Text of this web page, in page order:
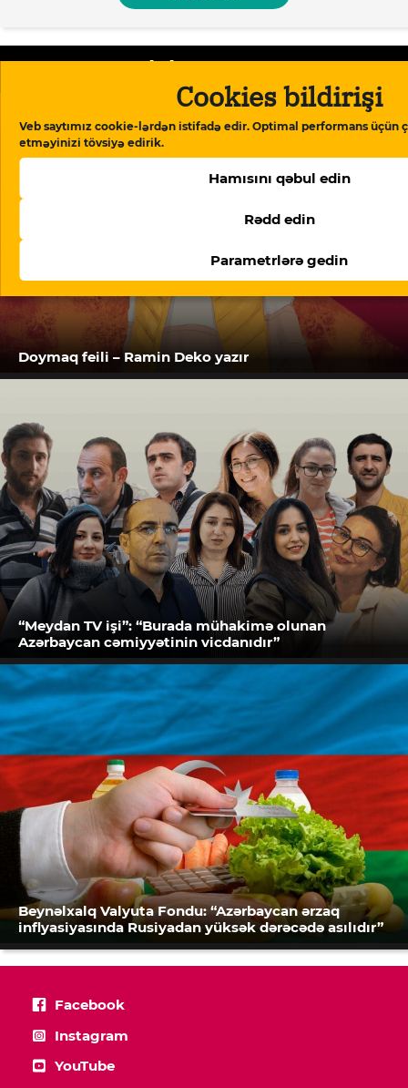
Cookies bildirişi
Veb saytımız cookie-lərdən istifadə edir. Optimal performans üçün
etməyinizi tövsiyə edirik.
Hamısını qəbul edin
Rədd edin
Parametrlərə gedin
Oxşar məqalələr
Doymaq feili – Ramin Deko yazır
“Meydan TV işi”: “Burada mühakimə olunan
Azərbaycan cəmiyyətinin vicdanıdır”
Beynəlxalq Valyuta Fondu: “Azərbaycan ərzaq
inflyasiyasında Rusiyadan yüksək dərəcədə asılıdır”
Facebook
Instagram
YouTube